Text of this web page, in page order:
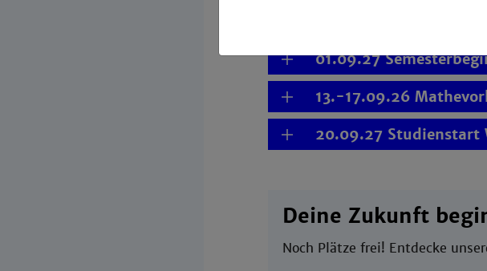
22.07.27
01.09.27
13.-17.09.26
20.09.27 Studienstart
Deine Zukunft
Noch Plätze frei! Entdecke